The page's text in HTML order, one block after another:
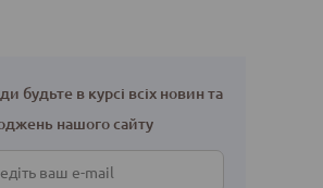
будьте в курсі всіх новин та
нашого сайту